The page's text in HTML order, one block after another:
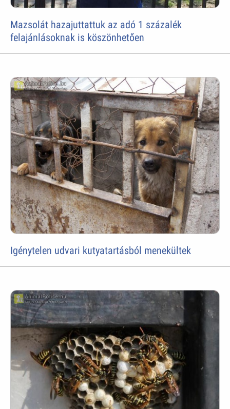
Mazsolát hazajuttattuk az adó 1 százalék
felajánlásoknak is köszönhetően
Igénytelen udvari kutyatartásból menekültek